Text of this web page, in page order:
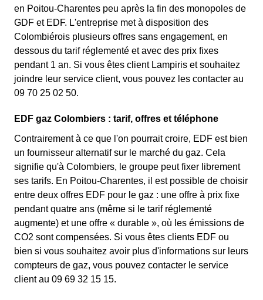
en Poitou-Charentes peu après la fin des monopoles de
GDF et EDF. L'entreprise met à disposition des
Colombiérois plusieurs offres sans engagement, en
dessous du tarif réglementé et avec des prix fixes
pendant 1 an. Si vous êtes client Lampiris et souhaitez
joindre leur service client, vous pouvez les contacter au
09 70 25 02 50.
EDF gaz Colombiers : tarif, offres et téléphone
Contrairement à ce que l'on pourrait croire, EDF est bien
un fournisseur alternatif sur le marché du gaz. Cela
signifie qu'à Colombiers, le groupe peut fixer librement
ses tarifs. En Poitou-Charentes, il est possible de choisir
entre deux offres EDF pour le gaz : une offre à prix fixe
pendant quatre ans (même si le tarif réglementé
augmente) et une offre « durable », où les émissions de
CO2 sont compensées. Si vous êtes clients EDF ou
bien si vous souhaitez avoir plus d'informations sur leurs
compteurs de gaz, vous pouvez contacter le service
client au 09 69 32 15 15.